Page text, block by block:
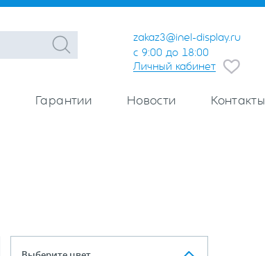
zakaz3@inel-display.ru
с 9:00 до 18:00
Личный кабинет
Гарантии Новости Контакты